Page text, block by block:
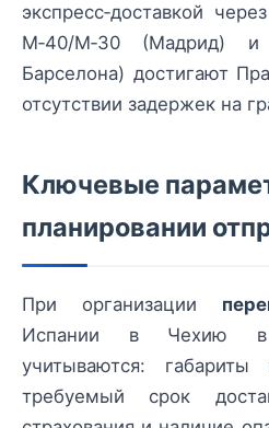
экспресс‑доставкой
М‑40/M‑30 (Мадрид) и
Барселона) достигают
отсутствии задержек на
Ключевые
планировании
При организации
Испании в Чехию в
учитываются:
требуемый срок